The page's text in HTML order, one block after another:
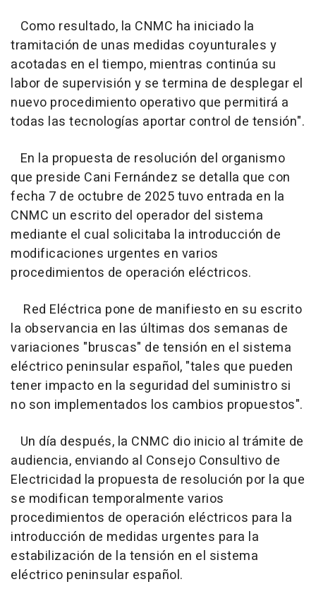
Como resultado, la CNMC ha iniciado la
tramitación de unas medidas coyunturales y
acotadas en el tiempo, mientras continúa su
labor de supervisión y se termina de desplegar el
nuevo procedimiento operativo que permitirá a
todas las tecnologías aportar control de tensión".
En la propuesta de resolución del organismo
que preside Cani Fernández se detalla que con
fecha 7 de octubre de 2025 tuvo entrada en la
CNMC un escrito del operador del sistema
mediante el cual solicitaba la introducción de
modificaciones urgentes en varios
procedimientos de operación eléctricos.
Red Eléctrica pone de manifiesto en su escrito
la observancia en las últimas dos semanas de
variaciones "bruscas" de tensión en el sistema
eléctrico peninsular español, "tales que pueden
tener impacto en la seguridad del suministro si
no son implementados los cambios propuestos".
Un día después, la CNMC dio inicio al trámite de
audiencia, enviando al Consejo Consultivo de
Electricidad la propuesta de resolución por la que
se modifican temporalmente varios
procedimientos de operación eléctricos para la
introducción de medidas urgentes para la
estabilización de la tensión en el sistema
eléctrico peninsular español.